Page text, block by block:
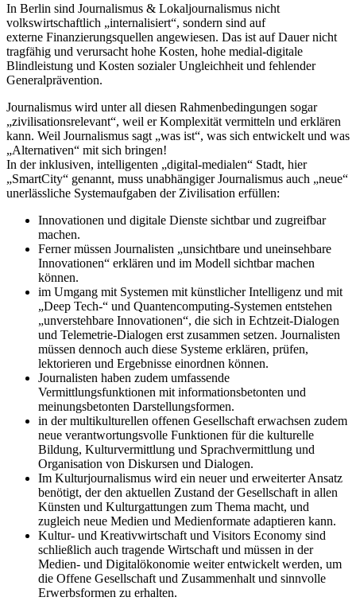
In Berlin sind Journalismus & Lokaljournalismus nicht
volkswirtschaftlich „internalisiert“, sondern sind auf
externe Finanzierungsquellen angewiesen. Das ist auf Dauer nicht
tragfähig und verursacht hohe Kosten, hohe medial-digitale
Blindleistung und Kosten sozialer Ungleichheit und fehlender
Generalprävention.
Journalismus wird unter all diesen Rahmenbedingungen sogar
„zivilisationsrelevant“, weil er Komplexität vermitteln und erklären
kann. Weil Journalismus sagt „was ist“, was sich entwickelt und was
„Alternativen“ mit sich bringen!
In der inklusiven, intelligenten „digital-medialen“ Stadt, hier
„SmartCity“ genannt, muss unabhängiger Journalismus auch „neue“
unerlässliche Systemaufgaben der Zivilisation erfüllen:
Innovationen und digitale Dienste sichtbar und zugreifbar
machen.
Ferner müssen Journalisten „unsichtbare und uneinsehbare
Innovationen“ erklären und im Modell sichtbar machen
können.
im Umgang mit Systemen mit künstlicher Intelligenz und mit
„Deep Tech-“ und Quantencomputing-Systemen entstehen
„unverstehbare Innovationen“, die sich in Echtzeit-Dialogen
und Telemetrie-Dialogen erst zusammen setzen. Journalisten
müssen dennoch auch diese Systeme erklären, prüfen,
lektorieren und Ergebnisse einordnen können.
Journalisten haben zudem umfassende
Vermittlungsfunktionen mit informationsbetonten und
meinungsbetonten Darstellungsformen.
in der multikulturellen offenen Gesellschaft erwachsen zudem
neue verantwortungsvolle Funktionen für die kulturelle
Bildung, Kulturvermittlung und Sprachvermittlung und
Organisation von Diskursen und Dialogen.
Im Kulturjournalismus wird ein neuer und erweiterter Ansatz
benötigt, der den aktuellen Zustand der Gesellschaft in allen
Künsten und Kulturgattungen zum Thema macht, und
zugleich neue Medien und Medienformate adaptieren kann.
Kultur- und Kreativwirtschaft und Visitors Economy sind
schließlich auch tragende Wirtschaft und müssen in der
Medien- und Digitalökonomie weiter entwickelt werden, um
die Offene Gesellschaft und Zusammenhalt und sinnvolle
Erwerbsformen zu erhalten.